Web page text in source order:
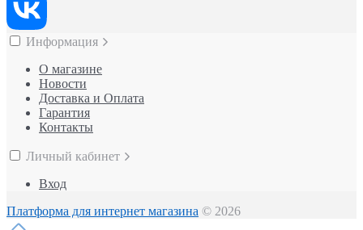
Информация
О магазине
Новости
Доставка и Оплата
Гарантия
Контакты
Личный кабинет
Вход
Платформа для интернет магазина © 2026